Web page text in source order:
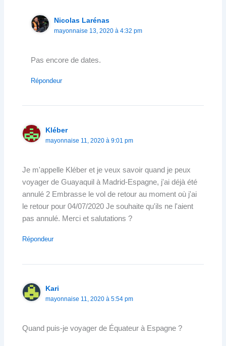
Nicolas Larénas
mayonnaise 13, 2020 à 4:32 pm
Pas encore de dates.
Répondeur
Kléber
mayonnaise 11, 2020 à 9:01 pm
Je m'appelle Kléber et je veux savoir quand je peux
voyager de Guayaquil à Madrid-Espagne, j'ai déjà été
annulé 2 Embrasse le vol de retour au moment où j'ai
le retour pour 04/07/2020 Je souhaite qu'ils ne l'aient
pas annulé. Merci et salutations ?
Répondeur
Kari
mayonnaise 11, 2020 à 5:54 pm
Quand puis-je voyager de Équateur à Espagne ?